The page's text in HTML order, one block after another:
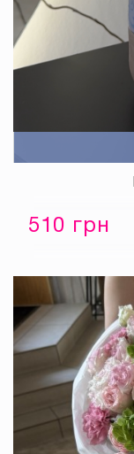
510 грн